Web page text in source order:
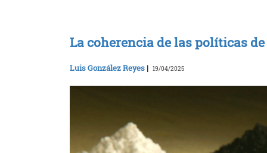
La coherencia de las políticas
Luis González Reyes | 19/04/2025